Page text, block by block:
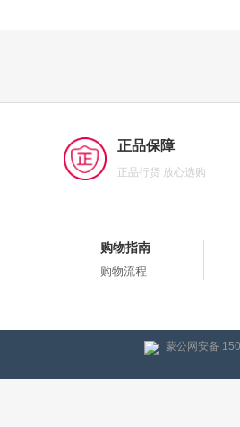
正品保障
正品行货 放心选购
购物指南
购物流程
蒙公网安备